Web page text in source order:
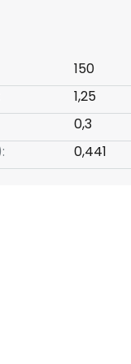
150
1,25
0,3
0,441